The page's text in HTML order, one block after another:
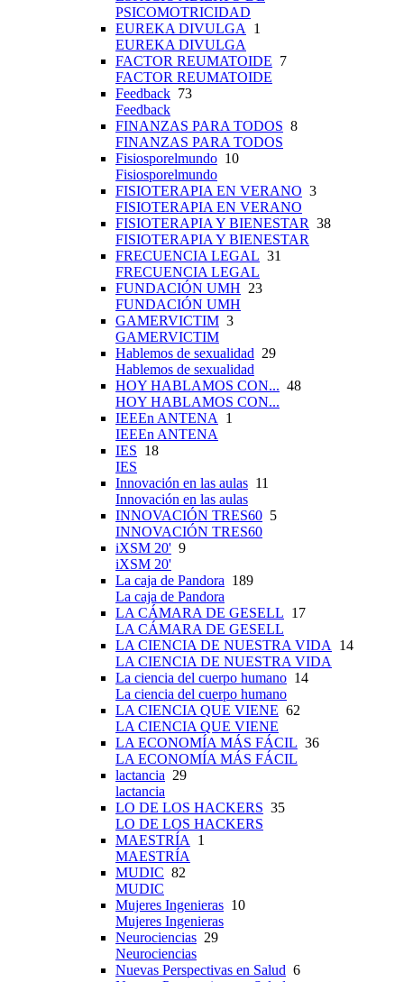
PSICOMOTRICIDAD
EUREKA DIVULGA 1
EUREKA DIVULGA
FACTOR REUMATOIDE 7
FACTOR REUMATOIDE
Feedback 73
Feedback
FINANZAS PARA TODOS 8
FINANZAS PARA TODOS
Fisiosporelmundo 10
Fisiosporelmundo
FISIOTERAPIA EN VERANO 3
FISIOTERAPIA EN VERANO
FISIOTERAPIA Y BIENESTAR 38
FISIOTERAPIA Y BIENESTAR
FRECUENCIA LEGAL 31
FRECUENCIA LEGAL
FUNDACIÓN UMH 23
FUNDACIÓN UMH
GAMERVICTIM 3
GAMERVICTIM
Hablemos de sexualidad 29
Hablemos de sexualidad
HOY HABLAMOS CON... 48
HOY HABLAMOS CON...
IEEEn ANTENA 1
IEEEn ANTENA
IES 18
IES
Innovación en las aulas 11
Innovación en las aulas
INNOVACIÓN TRES60 5
INNOVACIÓN TRES60
iXSM 20' 9
iXSM 20'
La caja de Pandora 189
La caja de Pandora
LA CÁMARA DE GESELL 17
LA CÁMARA DE GESELL
LA CIENCIA DE NUESTRA VIDA 14
LA CIENCIA DE NUESTRA VIDA
La ciencia del cuerpo humano 14
La ciencia del cuerpo humano
LA CIENCIA QUE VIENE 62
LA CIENCIA QUE VIENE
LA ECONOMÍA MÁS FÁCIL 36
LA ECONOMÍA MÁS FÁCIL
lactancia 29
lactancia
LO DE LOS HACKERS 35
LO DE LOS HACKERS
MAESTRÍA 1
MAESTRÍA
MUDIC 82
MUDIC
Mujeres Ingenieras 10
Mujeres Ingenieras
Neurociencias 29
Neurociencias
Nuevas Perspectivas en Salud 6